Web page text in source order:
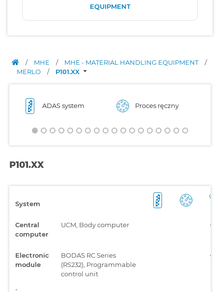
EQUIPMENT
/ MHE / MHE - MATERIAL HANDLING EQUIPMENT
/
MERLO
/ P101.XX
ADAS system Proces ręczny
P101.XX
System
Central
computer
UCM, Body computer
Electronic
module
BODAS RC Series
(RS232), Programmable
control unit
-